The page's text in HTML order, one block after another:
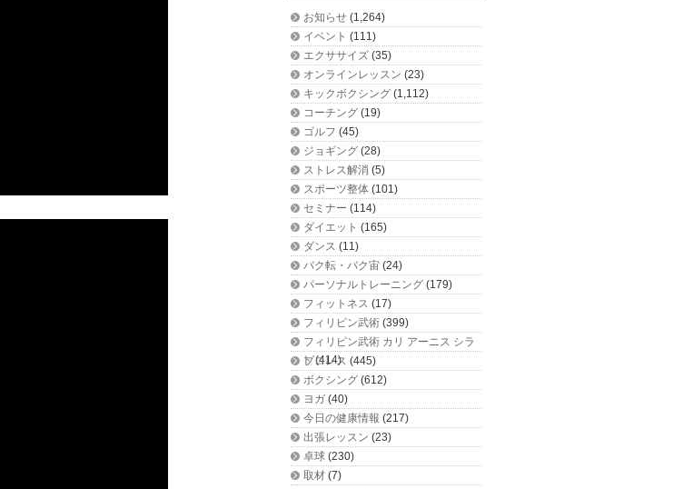
お知らせ (1,264)
イベント (111)
エクササイズ (35)
オンラインレッスン (23)
キックボクシング (1,112)
コーチング (19)
ゴルフ (45)
ジョギング (28)
ストレス解消 (5)
スポーツ整体 (101)
セミナー (114)
ダイエット (165)
ダンス (11)
バク転・バク宙 (24)
パーソナルトレーニング (179)
フィットネス (17)
フィリピン武術 (399)
フィリピン武術 カリ アーニス シラ
ット(414)
プロレス (445)
ボクシング (612)
ヨガ (40)
今日の健康情報 (217)
出張レッスン (23)
卓球 (230)
取材 (7)